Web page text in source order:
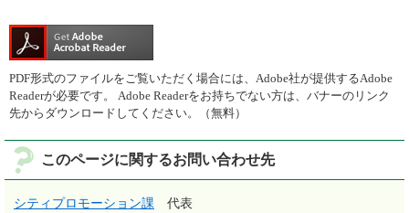
PDF形式のファイルをご覧いただく場合には、Adobe社が提供するAdobe
Readerが必要です。
Adobe Readerをお持ちでない方は、バナーのリンク
先からダウンロードしてください。（無料）
このページに関するお問い合わせ先
シティプロモーション課
代表